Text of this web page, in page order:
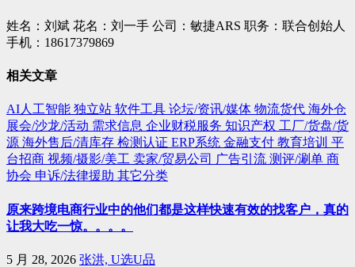
姓名：刘斌 花名：刘一手 公司：敏捷ARS 职务：联合创始人
手机：18617379869
相关文章
AI人工智能 独立站 软件工具 论坛/资讯/媒体 物流货代 海外仓
展会/沙龙/活动 需求信息 企业财税服务 知识产权 工厂/货盘/货
源 海外售后/清库存 检测认证 ERP系统 金融支付 教育培训 平
台招商 视频/摄影/美工 卖家/贸易公司 广告引流 测评/涮单 商
协会 申诉/法律援助 其它分类
原来跨境电商行业中的他们都是这样快速有效的找客户，真的
让我大吃一惊。。。。
5 月 28, 2026 张洪, U选U品